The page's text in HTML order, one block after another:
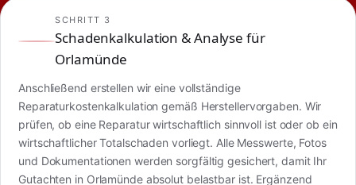
SCHRITT 3
Schadenkalkulation & Analyse für
Orlamünde
Anschließend erstellen wir eine vollständige
Reparaturkostenkalkulation gemäß Herstellervorgaben. Wir
prüfen, ob eine Reparatur wirtschaftlich sinnvoll ist oder ob ein
wirtschaftlicher Totalschaden vorliegt. Alle Messwerte, Fotos
und Dokumentationen werden sorgfältig gesichert, damit Ihr
Gutachten in Orlamünde absolut belastbar ist. Ergänzend